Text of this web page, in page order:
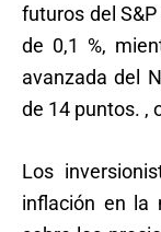
futuros del
de 0,1 %,
avanzada del
de 14 puntos. ,
Los
inflación en la